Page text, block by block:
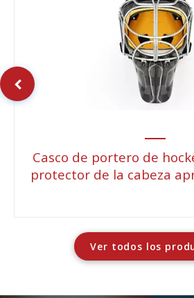
Casco de portero de
protector de la cabeza
Ver todos los